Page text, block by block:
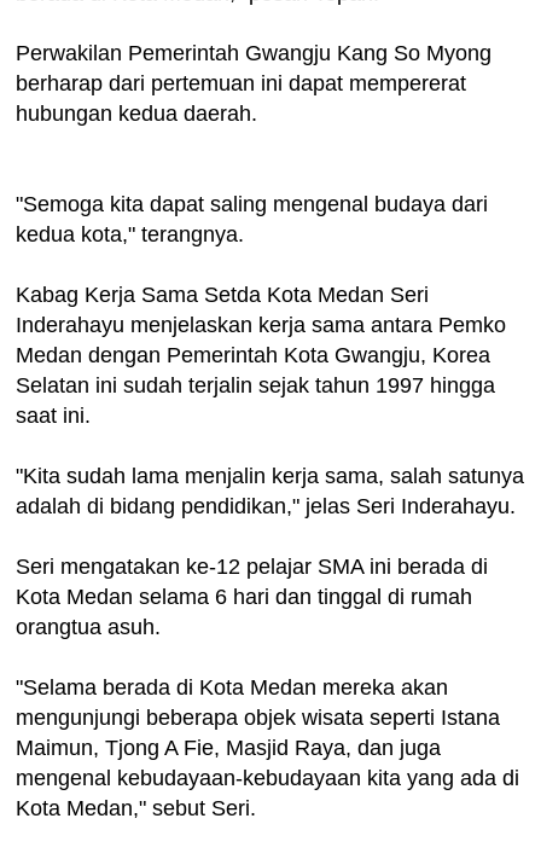
Perwakilan Pemerintah Gwangju Kang So Myong
berharap dari pertemuan ini dapat mempererat
hubungan kedua daerah.
"Semoga kita dapat saling mengenal budaya dari
kedua kota," terangnya.
Kabag Kerja Sama Setda Kota Medan Seri
Inderahayu menjelaskan kerja sama antara Pemko
Medan dengan Pemerintah Kota Gwangju, Korea
Selatan ini sudah terjalin sejak tahun 1997 hingga
saat ini.
"Kita sudah lama menjalin kerja sama, salah satunya
adalah di bidang pendidikan," jelas Seri Inderahayu.
Seri mengatakan ke-12 pelajar SMA ini berada di
Kota Medan selama 6 hari dan tinggal di rumah
orangtua asuh.
"Selama berada di Kota Medan mereka akan
mengunjungi beberapa objek wisata seperti Istana
Maimun, Tjong A Fie, Masjid Raya, dan juga
mengenal kebudayaan-kebudayaan kita yang ada di
Kota Medan," sebut Seri.